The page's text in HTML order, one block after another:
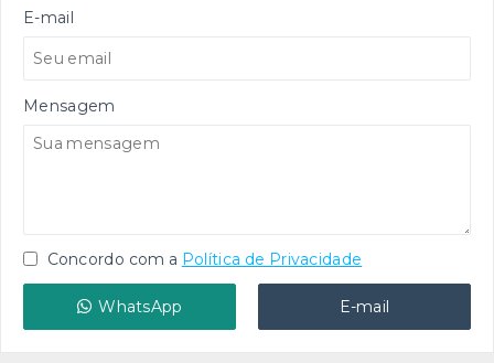
E-mail
Mensagem
Concordo com a Política de Privacidade
WhatsApp E-mail